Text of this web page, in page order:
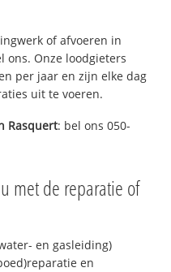
of afvoeren in
Onze loodgieters
per jaar en zijn elke dag
uit te voeren.
Rasquert: bel ons 050-
met de reparatie of
en gasleiding)
en